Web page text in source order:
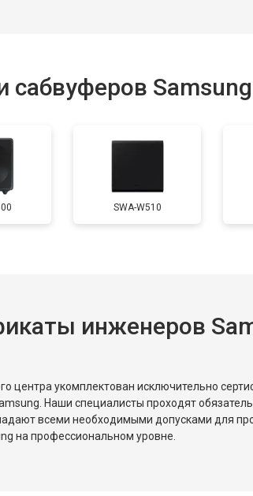
сабвуферов Samsung
SWA-W510
инженеров
центра укомплектован исключительно
Наши специалисты проходят
всеми необходимыми допусками для
на профессиональном уровне.